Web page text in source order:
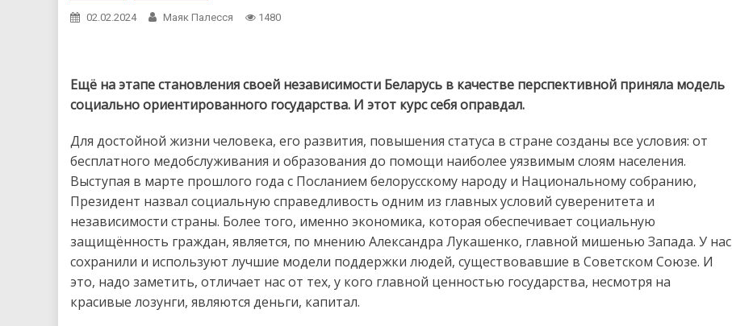
02.02.2024 Маяк Палесся 1480
Ещё на этапе становления своей независимости Беларусь в качестве перспективной приняла модель
социально ориентированного государства. И этот курс себя оправдал.
Для достойной жизни человека, его развития, повышения статуса в стране созданы все условия: от
бесплатного медобслуживания и образования до помощи наиболее уязвимым слоям населения.
Выступая в марте прошлого года с Посланием белорусскому народу и Национальному собранию,
Президент назвал социальную справедливость одним из главных условий суверенитета и
независимости страны. Более того, именно экономика, которая обеспечивает социальную
защищённость граждан, является, по мнению Александра Лукашенко, главной мишенью Запада. У нас
сохранили и используют лучшие модели поддержки людей, существовавшие в Советском Союзе. И
это, надо заметить, отличает нас от тех, у кого главной ценностью государства, несмотря на
красивые лозунги, являются деньги, капитал.